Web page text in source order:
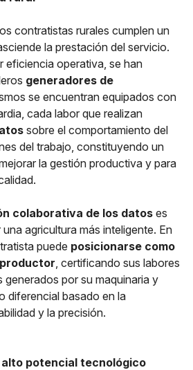
contratistas rurales cumplen un
la prestación del servicio.
eficiencia operativa, se han
generadores de
se encuentran equipados con
cada labor que realizan
sobre el comportamiento del
del trabajo, constituyendo un
la gestión productiva y para
colaborativa de los datos es
agricultura más inteligente. En
puede posicionarse como
, certificando sus labores
generados por su maquinaria y
diferencial basado en la
y la precisión.
potencial tecnológico